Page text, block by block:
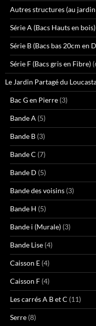
Autres structures (au
Série A (Bacs Hauts en bois)
Série B (Bacs bas 20cm en
Série F (Bacs gris en Fibre)
Le Jardin Partagé du
Bac G en Pierre (3)
Bande A (5)
Bande B (3)
Bande C (7)
Bande D (5)
Bande des voisins (3)
Bande H (5)
Bande i (Murale) (3)
Bande Lise (4)
Caisson E (4)
Caisson F (4)
Les carrés A B et C (11)
Serre (8)